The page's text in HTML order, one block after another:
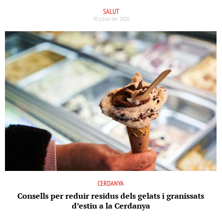
SALUT
30 juliol del 2026
CERDANYA
Consells per reduir residus dels gelats i granissats
d’estiu a la Cerdanya